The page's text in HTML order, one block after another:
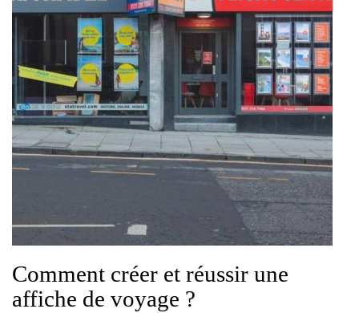
Comment créer et réussir une
affiche de voyage ?